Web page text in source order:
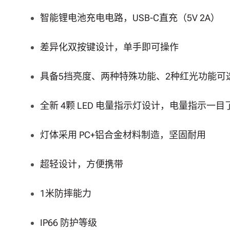
智能锂电池充电电路，USB-C直充（5V 2A）
差异化双按键设计，单手即可操作
具备5挡亮度、两种特殊功能、2种红光功能可
全新 4颗 LED 电量指示灯设计，电量指示一目
灯体采用 PC+铝合金材料制造，坚固耐用
超轻设计，方便携带
1米防摔能力
IP66 防护等级